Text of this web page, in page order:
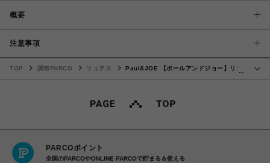
概要
注意事項
…
TOP 調布PARCO リュテス
Paul&JOE 【ポールアンドジョー】リー
PARCOポイント
全国のPARCOやONLINE PARCOで貯まる＆使える